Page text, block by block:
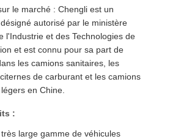
le marché : Chengli est un
autorisé par le ministère
l'Industrie et des Technologies de
et est connu pour sa part de
les camions sanitaires, les
de carburant et les camions
en Chine.
:
large gamme de véhicules